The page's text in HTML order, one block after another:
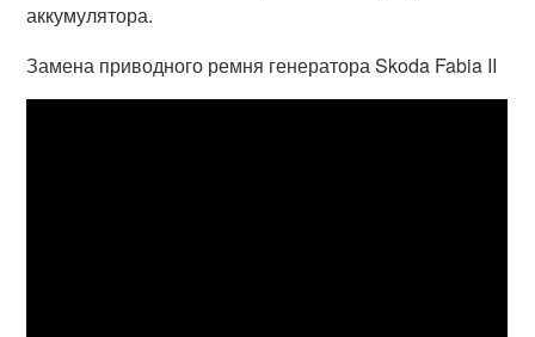
аккумулятора.
Замена приводного ремня генератора Skoda Fabia II